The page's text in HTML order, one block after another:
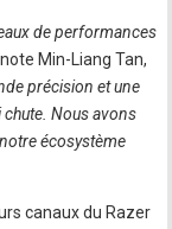
de performances
Min-Liang Tan,
précision et une
chute. Nous avons
écosystème
canaux du Razer